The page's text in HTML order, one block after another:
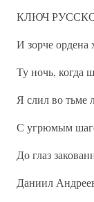
КЛЮЧ
И зорче ордена
Ту ночь, когда
Я слил во тьме
С угрюмым
До глаз
Даниил